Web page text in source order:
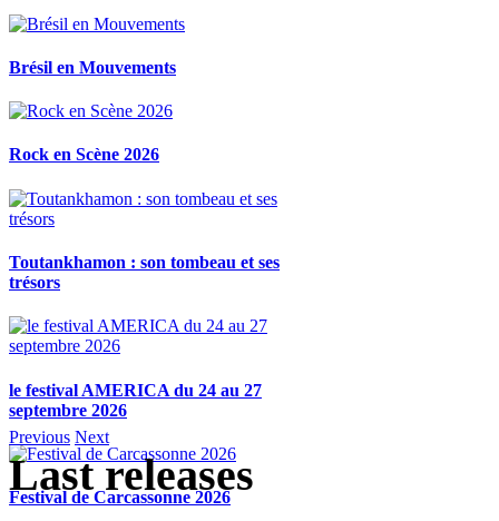
Brésil en Mouvements
Rock en Scène 2026
Toutankhamon : son tombeau et ses
trésors
le festival AMERICA du 24 au 27
septembre 2026
Festival de Carcassonne 2026
Previous Next
Last releases